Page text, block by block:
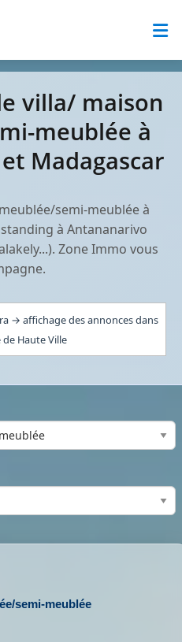
villa/ maison
meublée à
Madagascar
semi-meublée à
à Antananarivo
Zone Immo vous
→ affichage des annonces dans
Haute Ville
semi-meublée